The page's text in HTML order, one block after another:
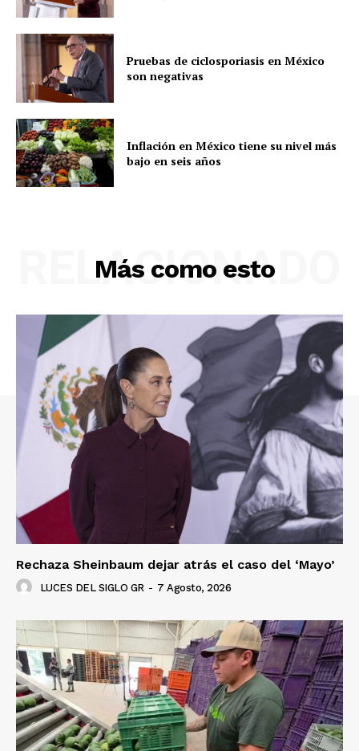
Pruebas de ciclosporiasis en México
son negativas
Inflación en México tiene su nivel más
bajo en seis años
Más como esto
RELACIONADO
Rechaza Sheinbaum dejar atrás el caso del ‘Mayo’
LUCES DEL SIGLO GR - 7 Agosto, 2026